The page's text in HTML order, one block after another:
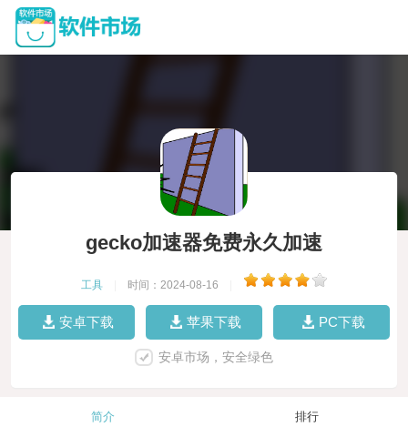
gecko加速器免费永久加速
工具 时间：2024-08-16
安卓下载 苹果下载 PC下载
安卓市场，安全绿色
简介 排行